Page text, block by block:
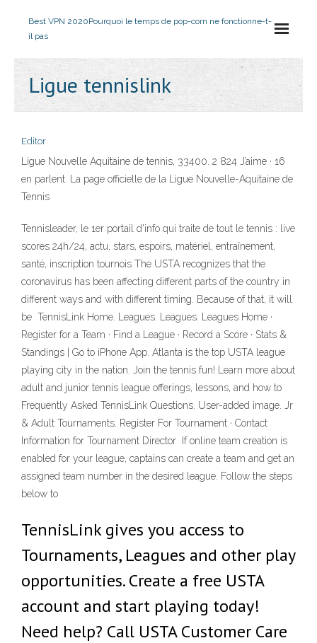
Best VPN 2020Pourquoi le temps de pop-corn ne fonctionne-t-
il pas
Ligue tennislink
Editor
Ligue Nouvelle Aquitaine de tennis, 33400. 2 824 J’aime · 16
en parlent. La page officielle de la Ligue Nouvelle-Aquitaine de
Tennis
Tennisleader, le 1er portail d'info qui traite de tout le tennis : live
scores 24h/24, actu, stars, espoirs, matériel, entraînement,
santé, inscription tournois The USTA recognizes that the
coronavirus has been affecting different parts of the country in
different ways and with different timing. Because of that, it will
be TennisLink Home. Leagues. Leagues. Leagues Home ·
Register for a Team · Find a League · Record a Score · Stats &
Standings | Go to iPhone App. Atlanta is the top USTA league
playing city in the nation. Join the tennis fun! Learn more about
adult and junior tennis league offerings, lessons, and how to
Frequently Asked TennisLink Questions. User-added image. Jr
& Adult Tournaments. Register For Tournament · Contact
Information for Tournament Director If online team creation is
enabled for your league, captains can create a team and get an
assigned team number in the desired league. Follow the steps
below to
TennisLink gives you access to
Tournaments, Leagues and other play
opportunities. Create a free USTA
account and start playing today!
Need help? Call USTA Customer Care